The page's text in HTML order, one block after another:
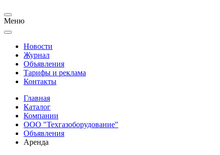
Меню
Новости
Журнал
Объявления
Тарифы и реклама
Контакты
Главная
Каталог
Компании
ООО "Техгазоборудование"
Объявления
Аренда